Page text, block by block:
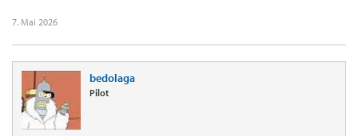
7. Mai 2026
bedolaga
Pilot